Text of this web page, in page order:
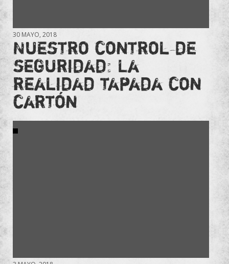
30 MAYO, 2018
Nuestro control de
seguridad: La
realidad tapada con
cartón